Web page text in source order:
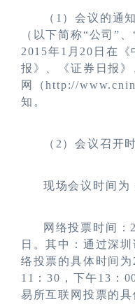
（1）会议的通
（以下简称“公司”
2015年1月20日在
报》、《证券日报
网（http://
知。
（2）会议召开
现场会议时间为
网络投票时间：
日。其中：通过深
络投票的具体时间
11：30，下午13：
易所互联网投票的具